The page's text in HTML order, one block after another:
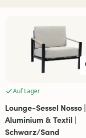
Auf Lager
Lounge-Sessel Nosso |
Aluminium & Textil |
Schwarz/Sand